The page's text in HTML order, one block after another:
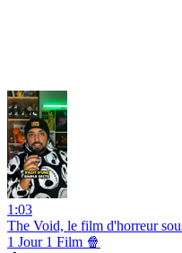
1:03
The Void, le film d'horreur
1 Jour 1 Film 🍿